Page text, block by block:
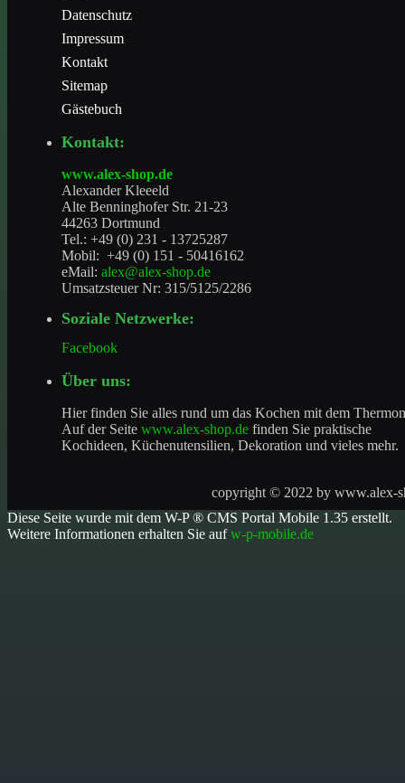
Datenschutz
Impressum
Kontakt
Sitemap
Gästebuch
Kontakt:
www.alex-shop.de
Alexander Kleeeld
Alte Benninghofer Str. 21-23
44263 Dortmund
Tel.: +49 (0) 231 - 13725287
Mobil: +49 (0) 151 - 50416162
eMail: alex@alex-shop.de
Umsatzsteuer Nr: 315/5125/2286
Soziale Netzwerke:
Facebook
Über uns:
Hier finden Sie alles rund um das Kochen mit dem
Auf der Seite www.alex-shop.de finden Sie praktische
Kochideen, Küchenutensilien, Dekoration und vieles mehr.
copyright © 2022 by www.alex-
Diese Seite wurde mit dem W-P ® CMS Portal Mobile 1.35 erstellt.
Weitere Informationen erhalten Sie aufw-p-mobile.de